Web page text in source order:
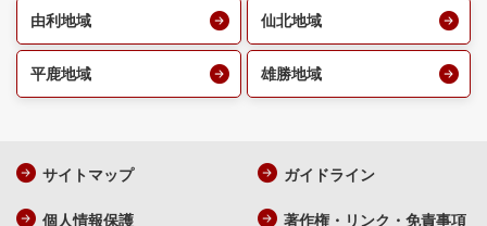
由利地域 仙北地域
平鹿地域 雄勝地域
サイトマップ ガイドライン
個人情報保護 著作権・リンク・免責事項